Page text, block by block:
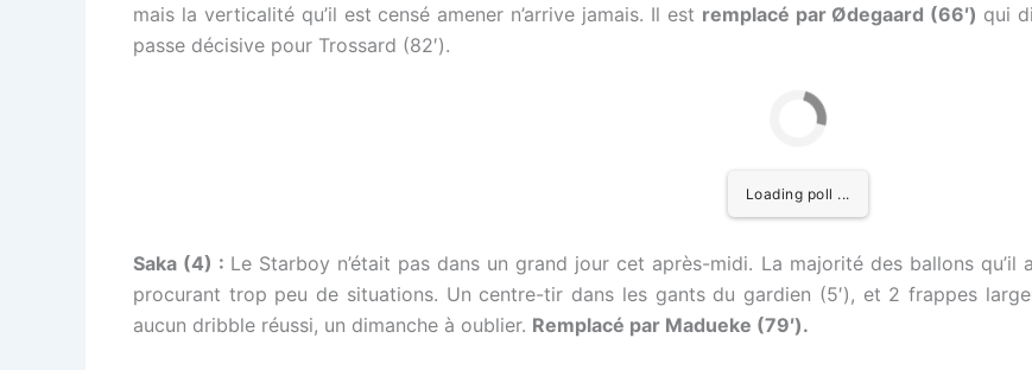
mais la verticalité qu’il est censé amener n’arrive jamais. Il est remplacé par Ødegaard (66′) qui
passe décisive pour Trossard (82′).
Loading poll ...
Saka (4) : Le Starboy n’était pas dans un grand jour cet après-midi. La majorité des ballons
procurant trop peu de situations. Un centre-tir dans les gants du gardien (5′), et 2 frappes
aucun dribble réussi, un dimanche à oublier. Remplacé par Madueke (79′).